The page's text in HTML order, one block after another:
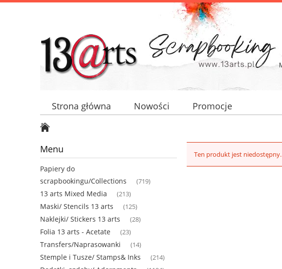
Strona główna Nowości Promocje
Menu
Papiery do
scrapbookingu/Collections
(719)
13 arts Mixed Media (213)
Maski/ Stencils 13 arts (125)
Naklejki/ Stickers 13 arts (28)
Folia 13 arts - Acetate (23)
Transfers/Naprasowanki (14)
Stemple i Tusze/ Stamps& Inks (214)
Ten produkt jest niedostępny.